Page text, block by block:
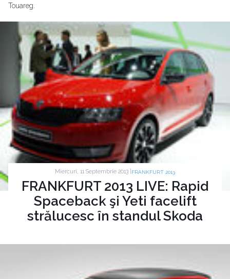
Touareg.
Miercuri, 11 Septembrie 2013 | FRANKFURT 2013
FRANKFURT 2013 LIVE: Rapid
Spaceback şi Yeti facelift
strălucesc în standul Skoda